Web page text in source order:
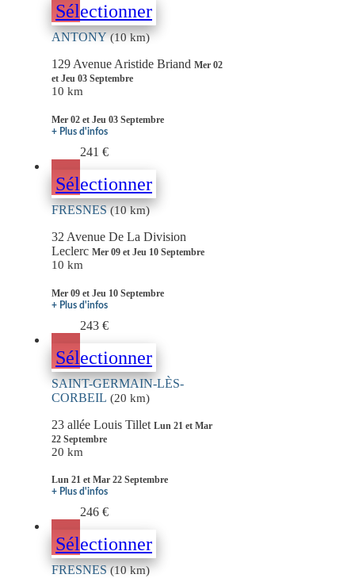
Sélectionner
ANTONY(10 km)
129 Avenue Aristide Briand Mer 02
et Jeu 03 Septembre
10 km
Mer 02 et Jeu 03 Septembre
+ Plus d'infos
241 €
Sélectionner
FRESNES(10 km)
32 Avenue De La Division
Leclerc Mer 09 et Jeu 10 Septembre
10 km
Mer 09 et Jeu 10 Septembre
+ Plus d'infos
243 €
Sélectionner
SAINT-GERMAIN-LÈS-
CORBEIL (20 km)
23 allée Louis Tillet Lun 21 et Mar
22 Septembre
20 km
Lun 21 et Mar 22 Septembre
+ Plus d'infos
246 €
Sélectionner
FRESNES(10 km)